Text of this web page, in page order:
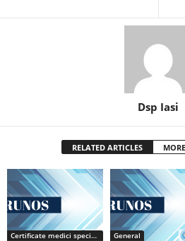
Dsp Iasi
RELATED ARTICLES
Certificate medici specialiști / primari General